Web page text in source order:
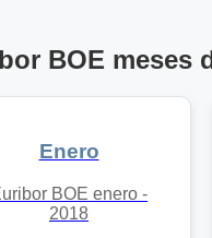
BOE meses
Enero
BOE enero -
2018